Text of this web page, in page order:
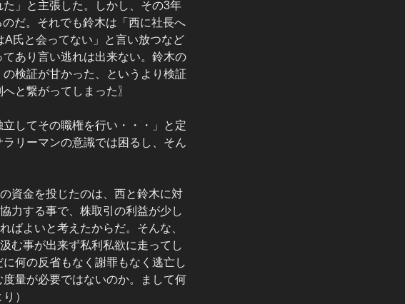
」と主張した。しかし、その3年
だ。それでも鈴木は「西に社長へ
氏と会ってない」と言い放つなど
あり言い逃れは出来ない。鈴木の
検証が甘かった、というより検証
と繋がってしまった〗
してその職権を行い・・・」と定
リーマンの意識では困るし、そん
資金を投じたのは、西と鈴木に対
力する事で、株取引の利益が少し
ばよいと考えたからだ。そんな、
む事が出来ず私利私欲に走ってし
何の反省もなく謝罪もなく逃亡し
量が必要ではないのか。まして何
）